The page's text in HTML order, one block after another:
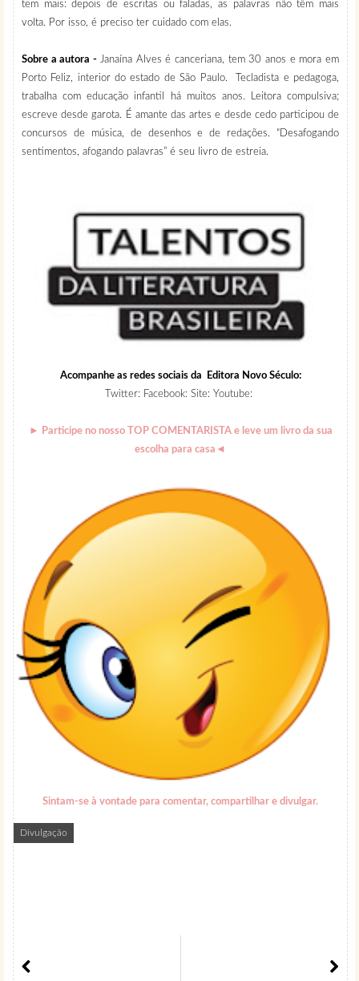
Divulgação
tem mais: depois de escritas ou faladas, as palavras não têm mais
volta. Por isso, é preciso ter cuidado com elas.
Sobre a autora - Janaína Alves é canceriana, tem 30 anos e mora em
Porto Feliz, interior do estado de São Paulo. Tecladista e pedagoga,
trabalha com educação infantil há muitos anos. Leitora compulsiva;
escreve desde garota. É amante das artes e desde cedo participou de
concursos de música, de desenhos e de redações. “Desafogando
sentimentos, afogando palavras” é seu livro de estreia.
Acompanhe as redes sociais da Editora Novo Século:
Twitter: Facebook: Site: Youtube:
► Participe no nosso TOP COMENTARISTAe leve um livro da sua
escolha para casa ◄
Sintam-se à vontade para comentar, compartilhar e divulgar.